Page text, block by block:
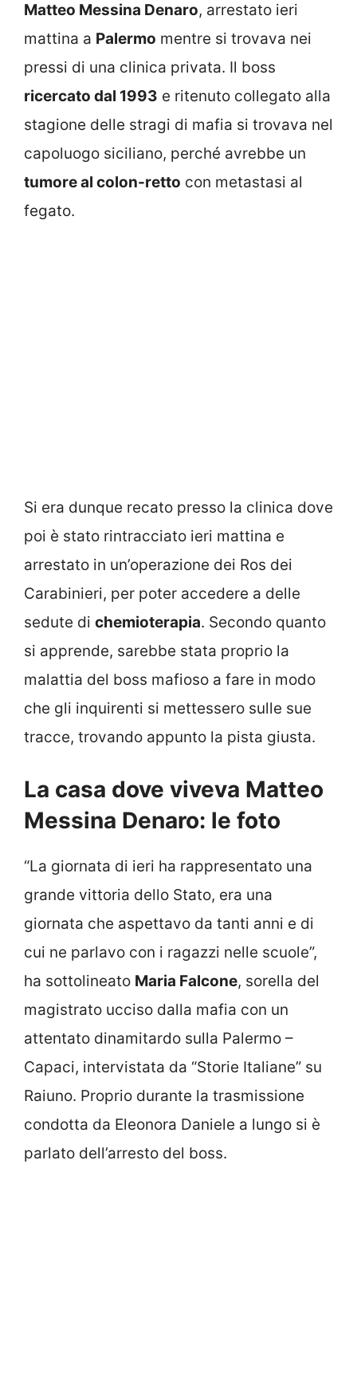
Matteo Messina Denaro, arrestato ieri
mattina a Palermo mentre si trovava nei
pressi di una clinica privata. Il boss
ricercato dal 1993 e ritenuto collegato alla
stagione delle stragi di mafia si trovava nel
capoluogo siciliano, perché avrebbe un
tumore al colon-retto con metastasi al
fegato.
Si era dunque recato presso la clinica dove
poi è stato rintracciato ieri mattina e
arrestato in un’operazione dei Ros dei
Carabinieri, per poter accedere a delle
sedute di chemioterapia. Secondo quanto
si apprende, sarebbe stata proprio la
malattia del boss mafioso a fare in modo
che gli inquirenti si mettessero sulle sue
tracce, trovando appunto la pista giusta.
La casa dove viveva Matteo
Messina Denaro: le foto
“La giornata di ieri ha rappresentato una
grande vittoria dello Stato, era una
giornata che aspettavo da tanti anni e di
cui ne parlavo con i ragazzi nelle scuole”,
ha sottolineato Maria Falcone, sorella del
magistrato ucciso dalla mafia con un
attentato dinamitardo sulla Palermo –
Capaci, intervistata da “Storie Italiane” su
Raiuno. Proprio durante la trasmissione
condotta da Eleonora Daniele a lungo si è
parlato dell’arresto del boss.